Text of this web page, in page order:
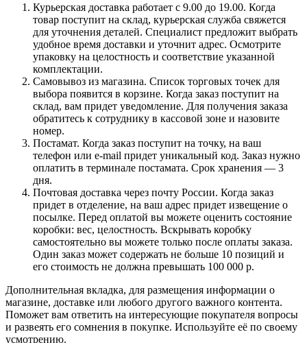
Курьерская доставка работает с 9.00 до 19.00. Когда
товар поступит на склад, курьерская служба свяжется
для уточнения деталей. Специалист предложит выбрать
удобное время доставки и уточнит адрес. Осмотрите
упаковку на целостность и соответствие указанной
комплектации.
Самовывоз из магазина. Список торговых точек для
выбора появится в корзине. Когда заказ поступит на
склад, вам придет уведомление. Для получения заказа
обратитесь к сотруднику в кассовой зоне и назовите
номер.
Постамат. Когда заказ поступит на точку, на ваш
телефон или e-mail придет уникальный код. Заказ нужно
оплатить в терминале постамата. Срок хранения — 3
дня.
Почтовая доставка через почту России. Когда заказ
придет в отделение, на ваш адрес придет извещение о
посылке. Перед оплатой вы можете оценить состояние
коробки: вес, целостность. Вскрывать коробку
самостоятельно вы можете только после оплаты заказа.
Один заказ может содержать не больше 10 позиций и
его стоимость не должна превышать 100 000 р.
Дополнительная вкладка, для размещения информации о
магазине, доставке или любого другого важного контента.
Поможет вам ответить на интересующие покупателя вопросы
и развеять его сомнения в покупке. Используйте её по своему
усмотрению.